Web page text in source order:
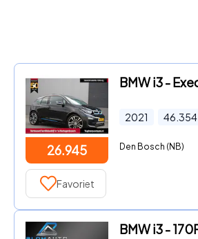
26.945
2021 46.354
Den Bosch (NB)
Favoriet